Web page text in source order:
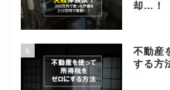
却…！
6
不動産
する方